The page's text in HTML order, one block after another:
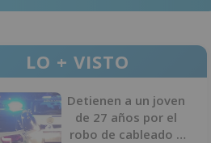
LO + VISTO
Detienen a un joven
de 27 años por el
robo de cableado y